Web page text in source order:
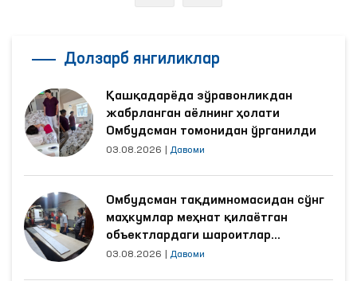
Долзарб янгиликлар
Қашқадарёда зўравонликдан
жабрланган аёлнинг ҳолати
Омбудсман томонидан ўрганилди
03.08.2026 Давоми
Омбудсман тақдимномасидан сўнг
маҳкумлар меҳнат қилаётган
объектлардаги шароитлар
яхшиланди
03.08.2026 Давоми